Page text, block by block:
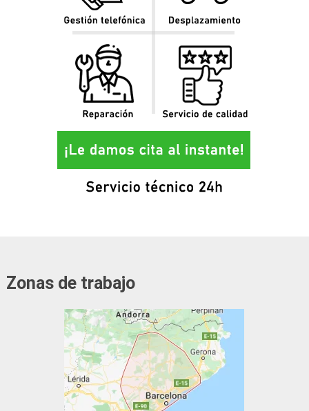
Zonas de trabajo